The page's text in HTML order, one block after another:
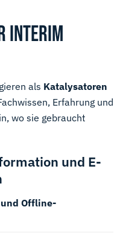
INTERIM
als Katalysatoren
Erfahrung und
wo sie gebraucht
und E-
Offline-